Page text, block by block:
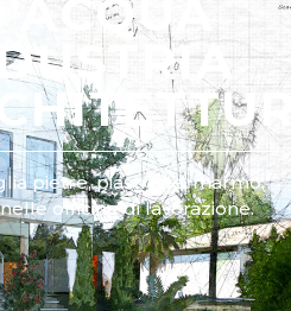
pietre, piastrelle, marmo,
officine di lavorazione.